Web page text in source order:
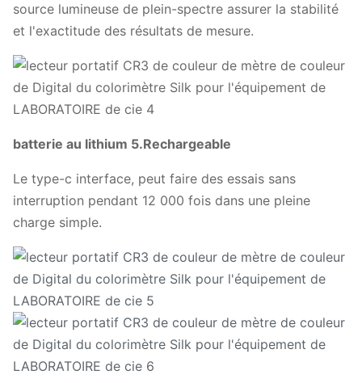
source lumineuse de plein-spectre assurer la stabilité
et l'exactitude des résultats de mesure.
batterie au lithium 5.Rechargeable
Le type-c interface, peut faire des essais sans
interruption pendant 12 000 fois dans une pleine
charge simple.